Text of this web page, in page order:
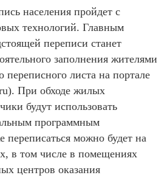
населения пройдет с
технологий. Главным
переписи станет
заполнения жителями
переписного листа на портале
При обходе жилых
будут использовать
программным
переписаться можно будет на
в том числе в помещениях
центров оказания